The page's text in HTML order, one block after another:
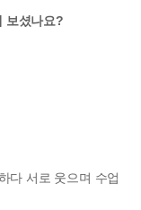
보셨나요?
다 서로 웃으며 수업